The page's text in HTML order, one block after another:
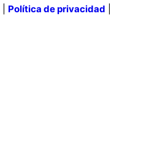
Política de privacidad